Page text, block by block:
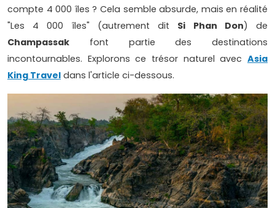
compte 4 000 îles ? Cela semble absurde, mais en réalité
"Les 4 000 îles" (autrement dit Si Phan Don) de
Champassak font partie des destinations
incontournables. Explorons ce trésor naturel avec Asia
King Travel dans l'article ci-dessous.